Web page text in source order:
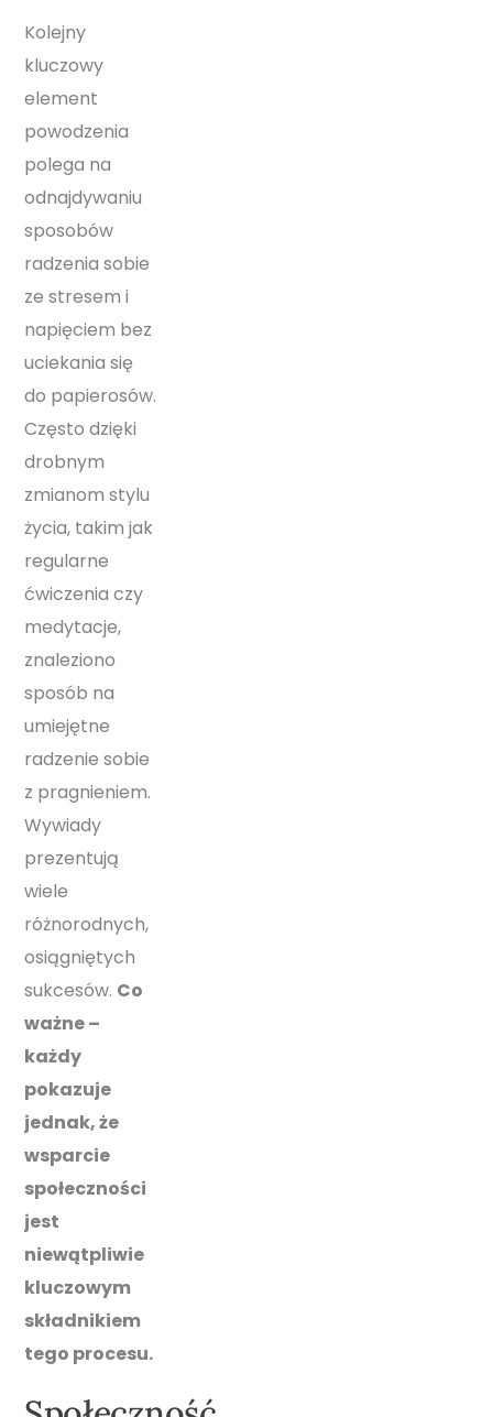
Kolejny
kluczowy
element
powodzenia
polega na
odnajdywaniu
sposobów
radzenia sobie
ze stresem i
napięciem bez
uciekania się
do papierosów.
Często dzięki
drobnym
zmianom stylu
życia, takim jak
regularne
ćwiczenia czy
medytacje,
znaleziono
sposób na
umiejętne
radzenie sobie
z pragnieniem.
Wywiady
prezentują
wiele
różnorodnych,
osiągniętych
sukcesów. Co
ważne –
każdy
pokazuje
jednak, że
wsparcie
społeczności
jest
niewątpliwie
kluczowym
składnikiem
tego procesu.